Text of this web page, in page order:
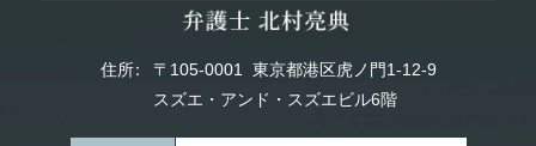
住所： 〒105-0001
東京都港区虎ノ門1-12-9
スズエ・アンド・スズエビル6階